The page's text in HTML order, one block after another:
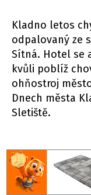
Kladno letos
odpalovaný ze
Sítná. Hotel se
kvůli poblíž
ohňostroj
Dnech města
Sletiště.